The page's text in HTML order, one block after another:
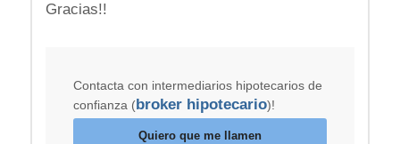
Gracias!!
Contacta con intermediarios hipotecarios de
confianza (broker hipotecario)!
Quiero que me llamen